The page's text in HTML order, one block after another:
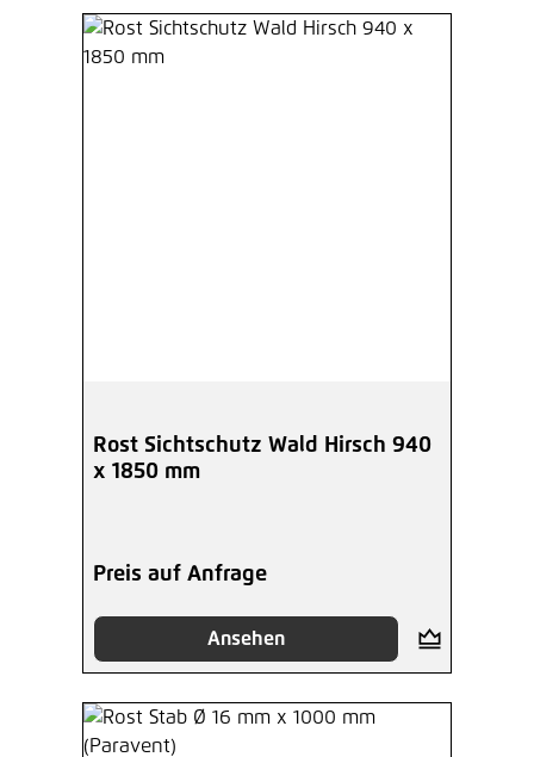
Rost Sichtschutz Wald Hirsch 940
x 1850 mm
Preis auf Anfrage
Ansehen